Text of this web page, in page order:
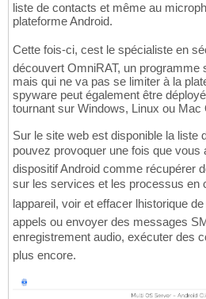
liste de contacts et même au
plateforme Android.
Cette fois-ci, cest le spécialiste en
découvert OmniRAT, un programme
mais qui ne va pas se limiter à la
spyware peut également être
tournant sur Windows, Linux ou Mac
Sur le site web est disponible la liste
pouvez provoquer une fois que vous
dispositif Android comme récupérer
sur les services et les processus en
lappareil, voir et effacer lhistorique
appels ou envoyer des messages
enregistrement audio, exécuter des
plus encore.